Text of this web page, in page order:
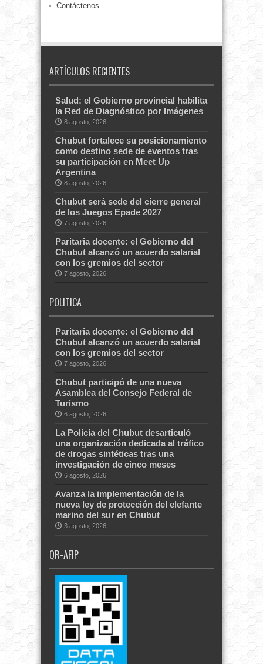
Contáctenos
ARTÍCULOS RECIENTES
Salud: el Gobierno provincial habilita
la Red de Diagnóstico por Imágenes
8 agosto, 2026
Chubut fortalece su posicionamiento
como destino sede de eventos tras
su participación en Meet Up
Argentina
8 agosto, 2026
Chubut será sede del cierre general
de los Juegos Epade 2027
7 agosto, 2026
Paritaria docente: el Gobierno del
Chubut alcanzó un acuerdo salarial
con los gremios del sector
7 agosto, 2026
POLITICA
Paritaria docente: el Gobierno del
Chubut alcanzó un acuerdo salarial
con los gremios del sector
7 agosto, 2026
Chubut participó de una nueva
Asamblea del Consejo Federal de
Turismo
6 agosto, 2026
La Policía del Chubut desarticuló
una organización dedicada al tráfico
de drogas sintéticas tras una
investigación de cinco meses
6 agosto, 2026
Avanza la implementación de la
nueva ley de protección del elefante
marino del sur en Chubut
3 agosto, 2026
QR-AFIP